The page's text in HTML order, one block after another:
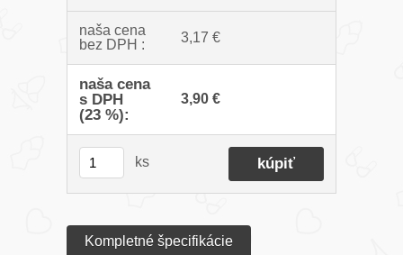
naša cena
bez DPH :
3,17 €
naša cena
s DPH
(23 %):
3,90 €
ks
Kompletné špecifikácie